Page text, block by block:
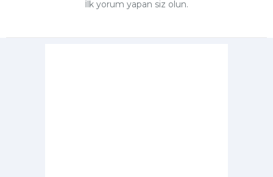
İlk yorum yapan siz olun.